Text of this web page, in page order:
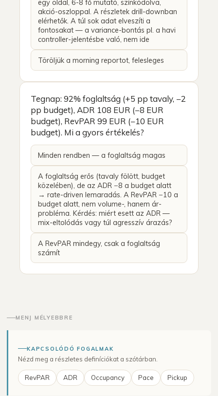
egy oldal, 6-8 fő mutató, színkódolva,
akció-oszloppal. A részletek drill-downban
elérhetők. A túl sok adat elveszíti a
fontosakat — a variance-bontás pl. a havi
controller-jelentésbe való, nem ide
Töröljük a morning reportot, felesleges
Tegnap: 92% foglaltság (+5 pp tavaly, −2
pp budget), ADR 108 EUR (−8 EUR
budget), RevPAR 99 EUR (−10 EUR
budget). Mi a gyors értékelés?
Minden rendben — a foglaltság magas
A foglaltság erős (tavaly fölött, budget
közelében), de az ADR −8 a budget alatt
→ rate-driven lemaradás. A RevPAR −10 a
budget alatt, nem volume-, hanem ár-
probléma. Kérdés: miért esett az ADR —
mix-eltolódás vagy túl agresszív árazás?
A RevPAR mindegy, csak a foglaltság
számít
MENJ MÉLYEBBRE
KAPCSOLÓDÓ FOGALMAK
Nézd meg a részletes definíciókat a szótárban.
RevPAR ADR Occupancy Pace Pickup